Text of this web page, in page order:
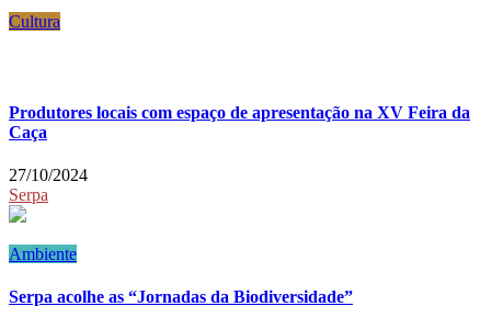
Cultura
Produtores locais com espaço de apresentação na XV Feira da
Caça
27/10/2024
Serpa
Ambiente
Serpa acolhe as “Jornadas da Biodiversidade”